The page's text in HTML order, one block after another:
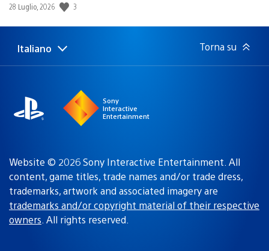
Data
pubblicazione:
28 Luglio, 2026 3
Seleziona
Regione
Italiano Torna su
Sony
Interactive
Entertainment
Website © 2026 Sony Interactive Entertainment. All
content, game titles, trade names and/or trade dress,
trademarks, artwork and associated imagery are
trademarks and/or copyright material of their respective
owners. All rights reserved.